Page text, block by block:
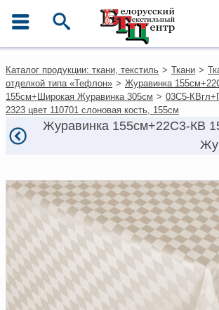
Каталог
Ткани
Домашний текстиль
Одежда
Ковры
фурнитура
Условия работы
Оплата и доставка
Как оформить заказ
Вакансии
Как нас найти
Каталог продукции: ткани, текстиль > Ткани >
отделкой типа «Тефлон» > Журавинка
155см+Широкая Журавинка 305см > 03С5-
2323 цвет 110701 слоновая кость, 155см
Журавинка 155см+22С3-КВ